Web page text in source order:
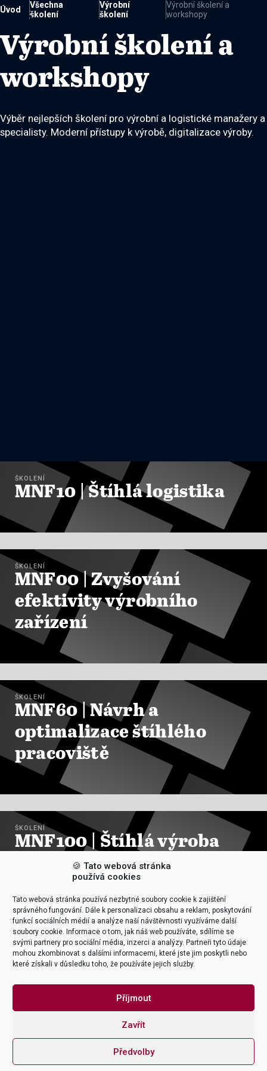
🍪 Tato webová stránka
používá cookies
Tato webová stránka používá nezbytné soubory cookie k zajištění
správného fungování. Dále k personalizaci obsahu a reklam, poskytování
funkcí sociálních médií a analýze naší návštěvnosti využíváme další
soubory cookie. Informace o tom, jak náš web používáte, sdílíme se
svými partnery pro sociální média, inzerci a analýzy. Partneři tyto údaje
mohou zkombinovat s dalšími informacemi, které jste jim poskytli nebo
které získali v důsledku toho, že používáte jejich služby.
Příjmout
Zavřít
Předvolby

Úvod
Všechna
školení
Výrobní
školení
Výrobní školení a
workshopy
Výrobní školení a
workshopy
Výběr nejlepších školení pro výrobní a logistické manažery a
specialisty. Moderní přístupy k výrobě, digitalizace výroby.
ŠKOLENÍ
MNF10 | Štíhlá logistika
ZOBRAZIT KURZY 
ŠKOLENÍ
MNF00 | Zvyšování
efektivity výrobního
zařízení
ZOBRAZIT KURZY 
ŠKOLENÍ
MNF60 | Návrh a
optimalizace štíhlého
pracoviště
ZOBRAZIT KURZY 
ŠKOLENÍ
MNF100 | Štíhlá výroba
základy
ZOBRAZIT KURZY 
MAKE IT EASY
+420 226 218 298
mailto
Subscribe
